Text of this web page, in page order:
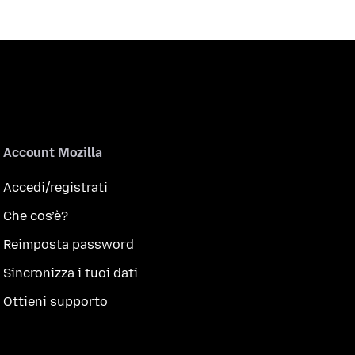
Account Mozilla
Accedi/registrati
Che cos’è?
Reimposta password
Sincronizza i tuoi dati
Ottieni supporto